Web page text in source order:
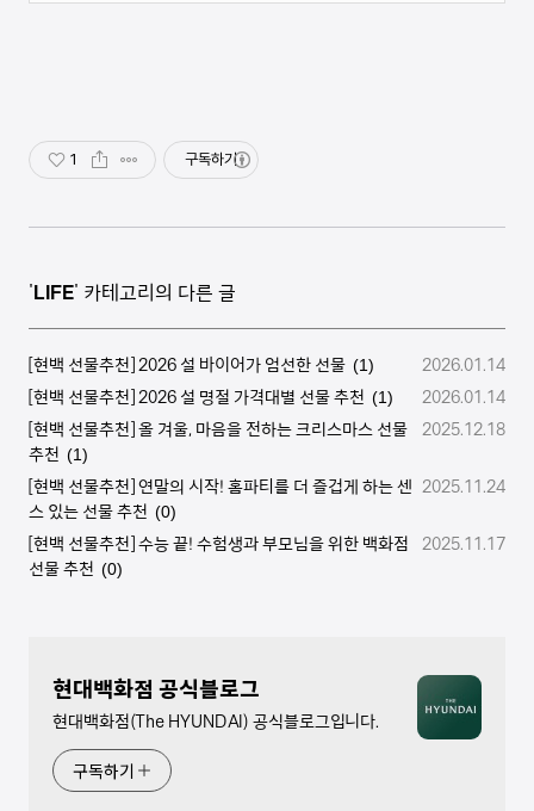
1 구독하기
'LIFE' 카테고리의 다른 글
[현백 선물추천] 2026 설 바이어가 엄선한 선물 (1)
2026.01.14
[현백 선물추천] 2026 설 명절 가격대별 선물 추천 (1)
2026.01.14
[현백 선물추천] 올 겨울, 마음을 전하는 크리스마스 선물
추천 (1)
2025.12.18
[현백 선물추천] 연말의 시작! 홈파티를 더 즐겁게 하는 센
스 있는 선물 추천 (0)
2025.11.24
[현백 선물추천] 수능 끝! 수험생과 부모님을 위한 백화점
선물 추천 (0)
2025.11.17
현대백화점 공식블로그
현대백화점(The HYUNDAI) 공식블로그입니다.
구독하기